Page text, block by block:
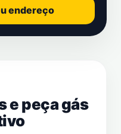
endereço
e peça gás